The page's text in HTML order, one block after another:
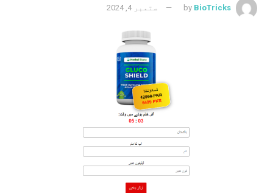
by BioTricks ستمبر 4, 2024